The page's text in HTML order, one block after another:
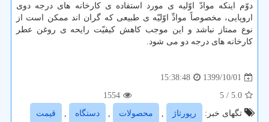
دوّم اینکه موادّ اوّلیه ی مورد استفاده ی کارخانه های درجه دوی
اروپایی، مخصوصاً موادِّ اوّلیّه ی طبیعی که گران اند ممکن است از
نوع ممتاز نباشد و این موجب کاهش کیفیّت رایحه ی روغن عطر
کارخانه های درجه دو می شود.
1399/10/01
15:38:48
5.0
/ 5
1554
تگهای خبر:
رپورتاژ , محصولات , دستگاه , قیمت